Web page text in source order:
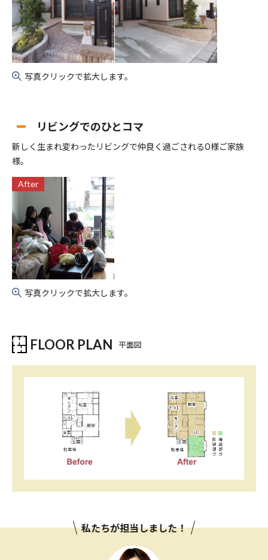
写真クリックで拡大します。
リビングでのひとコマ
新しく生まれ変わったリビングで仲良く過ごされるO様ご家族
様。
After
写真クリックで拡大します。
FLOOR PLAN 平面図
私たちが担当しました！